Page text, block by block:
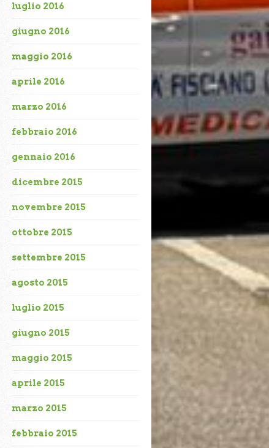
luglio 2016
giugno 2016
maggio 2016
aprile 2016
marzo 2016
febbraio 2016
gennaio 2016
dicembre 2015
novembre 2015
ottobre 2015
settembre 2015
agosto 2015
luglio 2015
giugno 2015
maggio 2015
aprile 2015
marzo 2015
febbraio 2015